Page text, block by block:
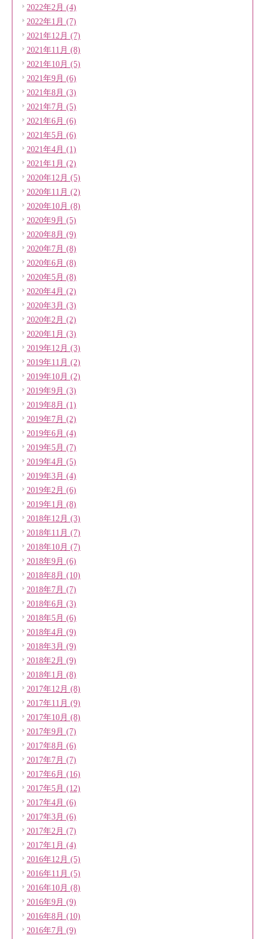
2022年2月 (4)
2022年1月 (7)
2021年12月 (7)
2021年11月 (8)
2021年10月 (5)
2021年9月 (6)
2021年8月 (3)
2021年7月 (5)
2021年6月 (6)
2021年5月 (6)
2021年4月 (1)
2021年1月 (2)
2020年12月 (5)
2020年11月 (2)
2020年10月 (8)
2020年9月 (5)
2020年8月 (9)
2020年7月 (8)
2020年6月 (8)
2020年5月 (8)
2020年4月 (2)
2020年3月 (3)
2020年2月 (2)
2020年1月 (3)
2019年12月 (3)
2019年11月 (2)
2019年10月 (2)
2019年9月 (3)
2019年8月 (1)
2019年7月 (2)
2019年6月 (4)
2019年5月 (7)
2019年4月 (5)
2019年3月 (4)
2019年2月 (6)
2019年1月 (8)
2018年12月 (3)
2018年11月 (7)
2018年10月 (7)
2018年9月 (6)
2018年8月 (10)
2018年7月 (7)
2018年6月 (3)
2018年5月 (6)
2018年4月 (9)
2018年3月 (9)
2018年2月 (9)
2018年1月 (8)
2017年12月 (8)
2017年11月 (9)
2017年10月 (8)
2017年9月 (7)
2017年8月 (6)
2017年7月 (7)
2017年6月 (16)
2017年5月 (12)
2017年4月 (6)
2017年3月 (6)
2017年2月 (7)
2017年1月 (4)
2016年12月 (5)
2016年11月 (5)
2016年10月 (8)
2016年9月 (9)
2016年8月 (10)
2016年7月 (9)